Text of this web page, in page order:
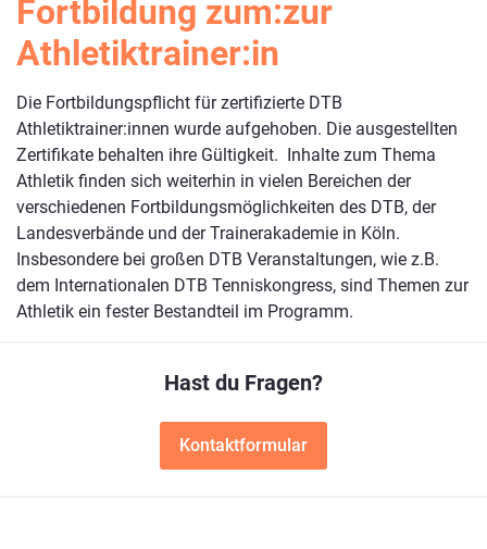
nachgewiesene, mindestens zweijährige Tätigkeit im
Leistungssport (mind. Landeskader) im Tennis
Interessenten, die die zuvor angeführten Bedingungen
nicht erfüllen – z.B. DOSB-A- oder B-Lizenzen anderer
Sportarten – können auf Antrag und nach Prüfung
durch den Prüfungsausschuss zugelassen werden.
und Training, Ernährung, Anti-Doping
Lehrübungen in Form des Microteaching
Interessentenliste für den nächsten Lehrgang setzen lassen
(siehe Kontakt zu Rückfragen). Die nächste Ausbildung
findet an folgenden Terminen statt:
Teil 2: 30.01.-01.02.2026 in Bochum
Teil 3: 20.-22.02.2026 in Stuttgart
Prüfung April/Mai 2026 dezentral
Die Ausschreibung und das Anmeldeformular findet ihr
hier:
Ausschreibung
Bewerbung
Fortbildung zum:zur
Athletiktrainer:in
Die Fortbildungspflicht für zertifizierte DTB
Athletiktrainer:innen wurde aufgehoben. Die ausgestellten
Zertifikate behalten ihre Gültigkeit. Inhalte zum Thema
Athletik finden sich weiterhin in vielen Bereichen der
verschiedenen Fortbildungsmöglichkeiten des DTB, der
Landesverbände und der Trainerakademie in Köln.
Insbesondere bei großen DTB Veranstaltungen, wie z.B.
dem Internationalen DTB Tenniskongress, sind Themen zur
Athletik ein fester Bestandteil im Programm.
Hast du Fragen?
Kontaktformular